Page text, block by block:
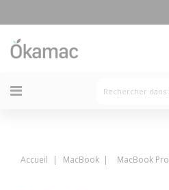
Accueil MacBook MacBook Pro